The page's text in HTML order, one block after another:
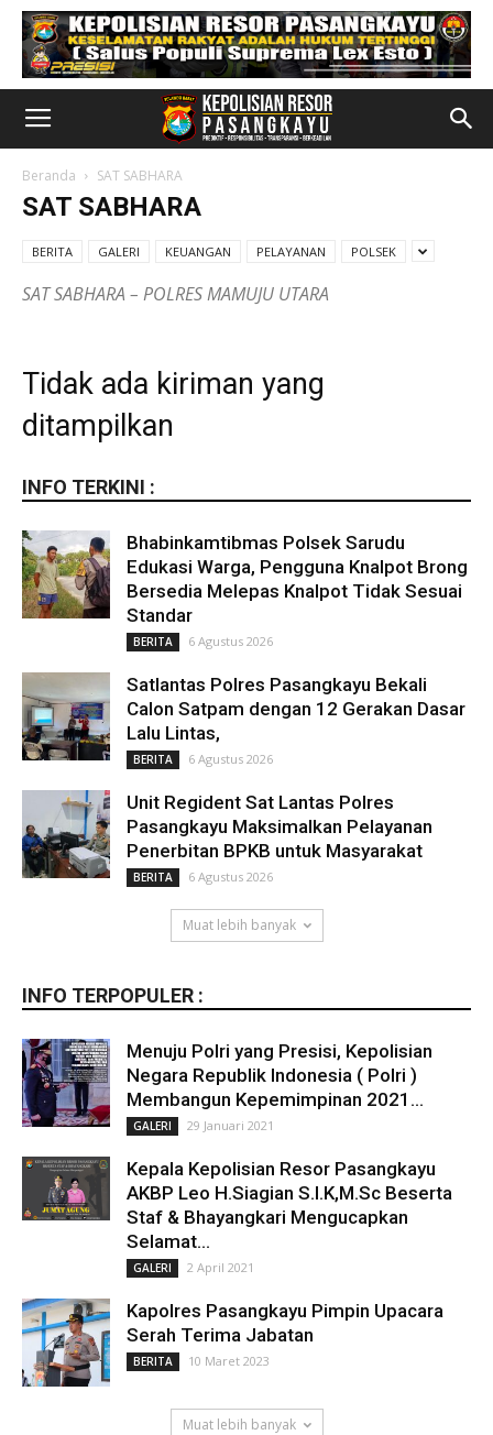
Beranda SAT SABHARA
SAT SABHARA
BERITA GALERI KEUANGAN PELAYANAN POLSEK
SAT SABHARA – POLRES MAMUJU UTARA
Tidak ada kiriman yang
ditampilkan
INFO TERKINI :
Bhabinkamtibmas Polsek Sarudu
Edukasi Warga, Pengguna Knalpot Brong
Bersedia Melepas Knalpot Tidak Sesuai
Standar
BERITA 6 Agustus 2026
Satlantas Polres Pasangkayu Bekali
Calon Satpam dengan 12 Gerakan Dasar
Lalu Lintas,
BERITA 6 Agustus 2026
Unit Regident Sat Lantas Polres
Pasangkayu Maksimalkan Pelayanan
Penerbitan BPKB untuk Masyarakat
BERITA 6 Agustus 2026
Muat lebih banyak
INFO TERPOPULER :
Menuju Polri yang Presisi, Kepolisian
Negara Republik Indonesia ( Polri )
Membangun Kepemimpinan 2021...
GALERI 29 Januari 2021
Kepala Kepolisian Resor Pasangkayu
AKBP Leo H.Siagian S.I.K,M.Sc Beserta
Staf & Bhayangkari Mengucapkan
Selamat...
GALERI 2 April 2021
Kapolres Pasangkayu Pimpin Upacara
Serah Terima Jabatan
BERITA 10 Maret 2023
Muat lebih banyak